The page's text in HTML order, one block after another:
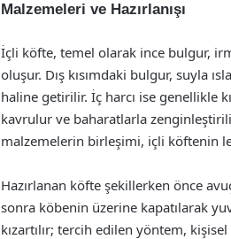
Malzemeleri ve Hazırlanışı
İçli köfte, temel olarak ince bulgur,
oluşur. Dış kısımdaki bulgur, suyla
haline getirilir. İç harcı ise genellikle
kavrulur ve baharatlarla
malzemelerin birleşimi, içli köftenin
Hazırlanan köfte şekillerken önce
sonra köbenin üzerine kapatılarak
kızartılır; tercih edilen yöntem,